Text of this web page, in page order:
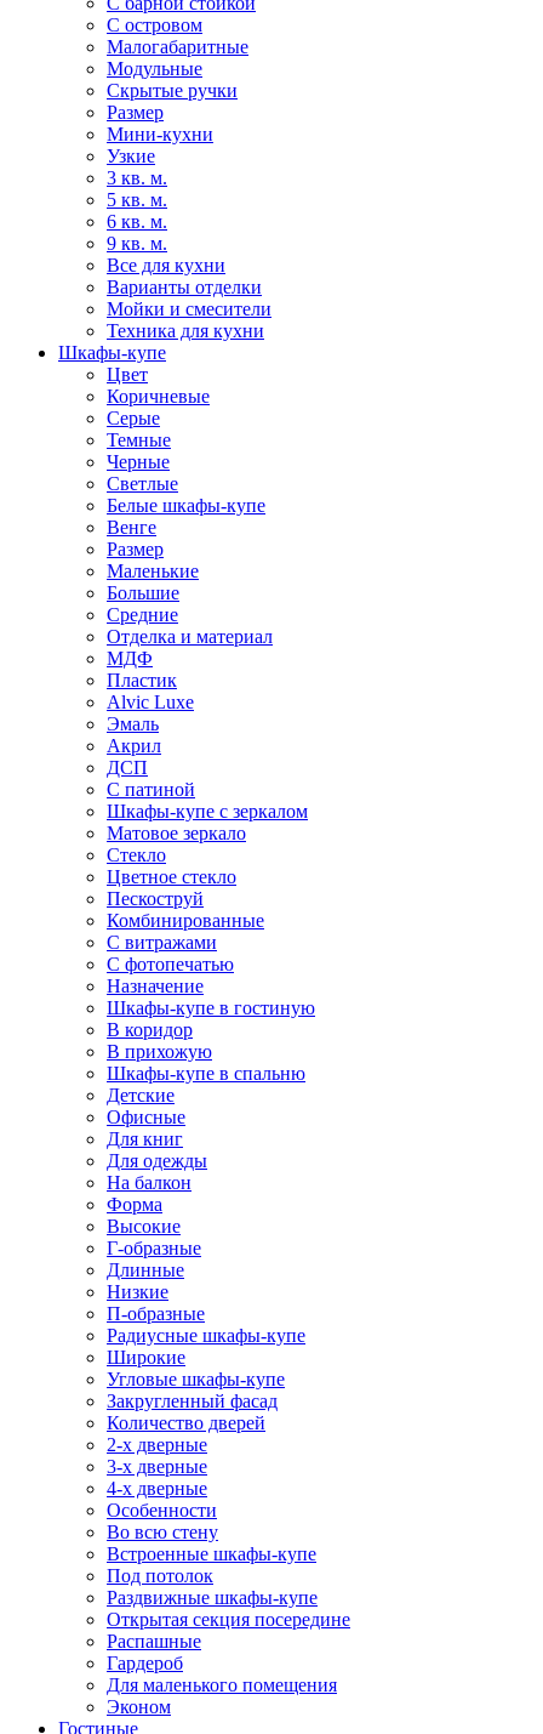
С островом
Малогабаритные
Модульные
Скрытые ручки
Размер
Мини-кухни
Узкие
3 кв. м.
5 кв. м.
6 кв. м.
9 кв. м.
Все для кухни
Варианты отделки
Мойки и смесители
Техника для кухни
Шкафы-купе
Цвет
Коричневые
Серые
Темные
Черные
Светлые
Белые шкафы-купе
Венге
Размер
Маленькие
Большие
Средние
Отделка и материал
МДФ
Пластик
Alvic Luxe
Эмаль
Акрил
ДСП
С патиной
Шкафы-купе с зеркалом
Матовое зеркало
Стекло
Цветное стекло
Пескоструй
Комбинированные
С витражами
С фотопечатью
Назначение
Шкафы-купе в гостиную
В коридор
В прихожую
Шкафы-купе в спальню
Детские
Офисные
Для книг
Для одежды
На балкон
Форма
Высокие
Г-образные
Длинные
Низкие
П-образные
Радиусные шкафы-купе
Широкие
Угловые шкафы-купе
Закругленный фасад
Количество дверей
2-х дверные
3-х дверные
4-х дверные
Особенности
Во всю стену
Встроенные шкафы-купе
Под потолок
Раздвижные шкафы-купе
Открытая секция посередине
Распашные
Гардероб
Для маленького помещения
Эконом
Гостиные